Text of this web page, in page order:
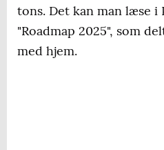
tons. Det kan man læse i
"Roadmap 2025", som
med hjem.